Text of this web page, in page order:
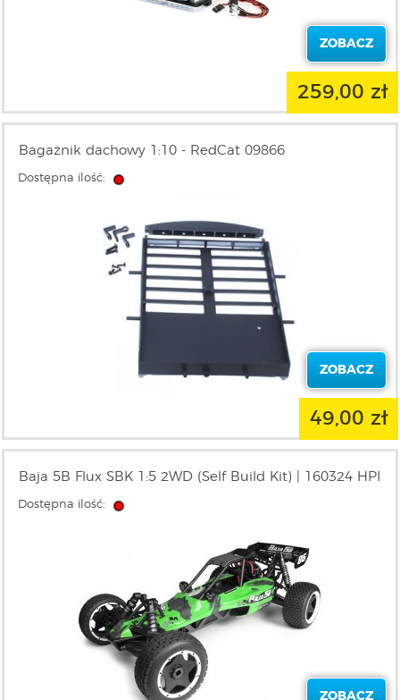
ZOBACZ
259,00 zł
Bagażnik dachowy 1:10 - RedCat 09866
Dostępna ilość:
ZOBACZ
49,00 zł
Baja 5B Flux SBK 1:5 2WD (Self Build Kit) | 160324 HPI
Dostępna ilość:
ZOBACZ